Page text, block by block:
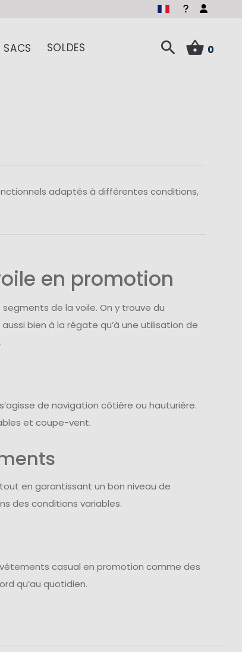
SACS SOLDES 0
adaptés à différentes conditions,
en promotion
de la voile. On y trouve du
bien à la régate qu’à une utilisation de
de navigation côtière ou hauturière.
et coupe-vent.
en garantissant un bon niveau de
des conditions variables.
casual en promotion comme des
qu’au quotidien.